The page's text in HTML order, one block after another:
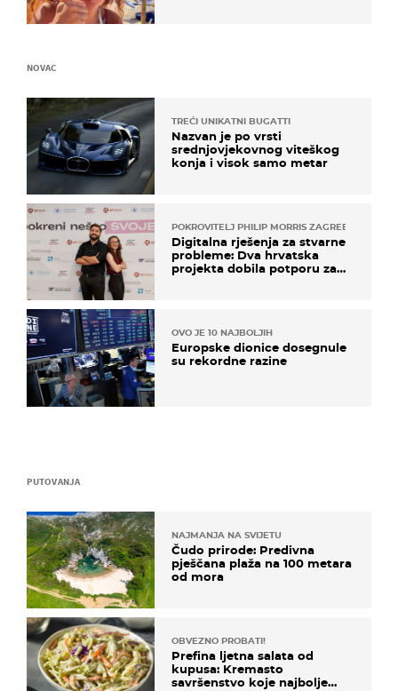
PUTOVANJA
NAJMANJA NA SVIJETU
Čudo prirode: Predivna
pješčana plaža na 100 metara
od mora
OBVEZNO PROBATI!
Prefina ljetna salata od
kupusa: Kremasto
savršenstvo koje najbolje
NOVAC
TREĆI UNIKATNI BUGATTI
Nazvan je po vrsti
srednjovjekovnog viteškog
konja i visok samo metar
POKROVITELJ PHILIP MORRIS ZAGREB
Digitalna rješenja za stvarne
probleme: Dva hrvatska
projekta dobila potporu za
OVO JE 10 NAJBOLJIH
Europske dionice dosegnule
su rekordne razine